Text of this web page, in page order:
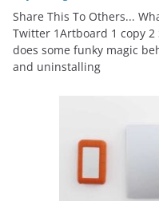
Share This To Others...
Twitter 1Artboard 1 copy
does some funky magic
and uninstalling